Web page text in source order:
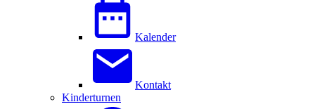
Kalender
Kontakt
Kinderturnen